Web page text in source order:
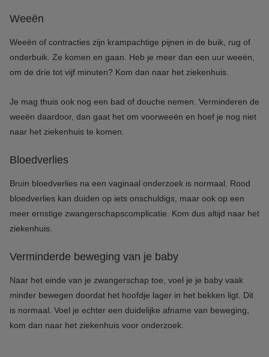
Weeën
Weeën of contracties zijn krampachtige pijnen in de buik, rug of
onderbuik. Ze komen en gaan. Heb je meer dan een uur weeën,
om de drie tot vijf minuten? Kom dan naar het ziekenhuis.
Je mag thuis ook nog een bad of douche nemen. Verminderen de
weeën daardoor, dan gaat het om voorweeën en hoef je nog niet
naar het ziekenhuis te komen.
Bloedverlies
Bruin bloedverlies na een vaginaal onderzoek is normaal. Rood
bloedverlies kan duiden op iets onschuldigs, maar ook op een
meer ernstige zwangerschapscomplicatie. Kom dus altijd naar het
ziekenhuis.
Verminderde beweging van je baby
Naar het einde van je zwangerschap toe, voel je je baby vaak
minder bewegen doordat het hoofdje lager in het bekken ligt. Dit
is normaal. Voel je echter een duidelijke afname van beweging,
kom dan naar het ziekenhuis voor onderzoek.